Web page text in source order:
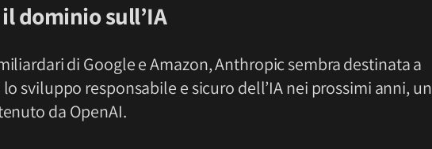
dominio sull’IA
di Google e Amazon, Anthropic sembra destinata a
sviluppo responsabile e sicuro dell’IA nei prossimi anni, un
da OpenAI.